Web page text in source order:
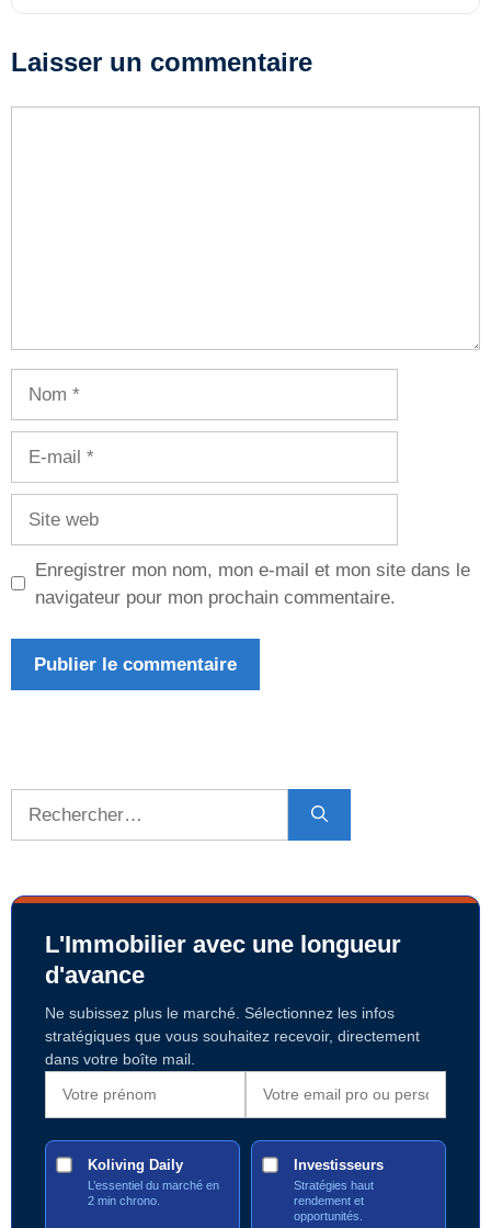
Laisser un commentaire
Enregistrer mon nom, mon e-mail et mon site dans le
navigateur pour mon prochain commentaire.
L'Immobilier avec une longueur
d'avance
Ne subissez plus le marché. Sélectionnez les infos
stratégiques que vous souhaitez recevoir, directement
dans votre boîte mail.
Koliving Daily
L’essentiel du marché en
2 min chrono.
Investisseurs
Stratégies haut
rendement et
opportunités.